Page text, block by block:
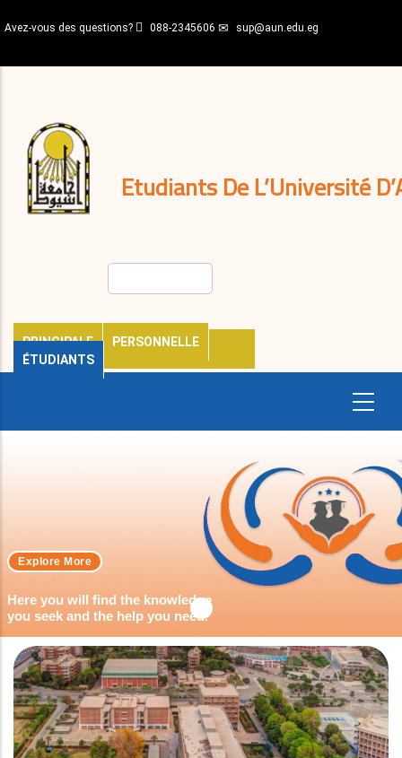
au
principal
Avez-vous des questions? 088-2345606 sup@aun.edu.eg
Etudiants De L’Université
PRINCIPALE
PERSONNELLE
ÉTUDIANTS
décisions
Expatriés
Journal
Here you will find the knowledge
you seek and the help you need.
Explore More